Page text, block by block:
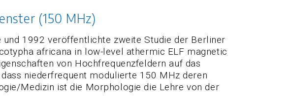
(150 MHz)
1992 veröffentlichte zweite Studie der Berliner
africana in low-level athermic ELF magnetic
von Hochfrequenzfeldern auf das
niederfrequent modulierte 150 MHz deren
Medizin ist die Morphologie die Lehre von der